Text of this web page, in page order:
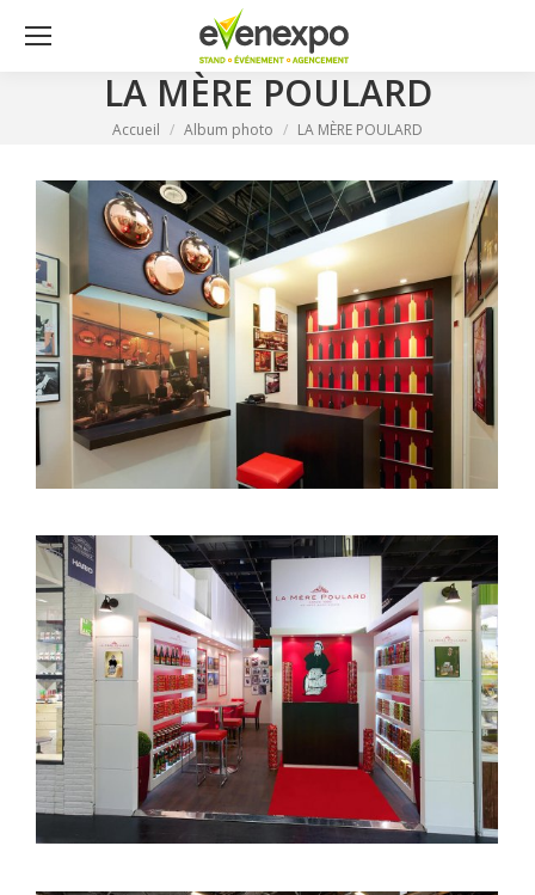
LA MÈRE POULARD
Vous êtes ici :
Accueil Album photo LA MÈRE POULARD